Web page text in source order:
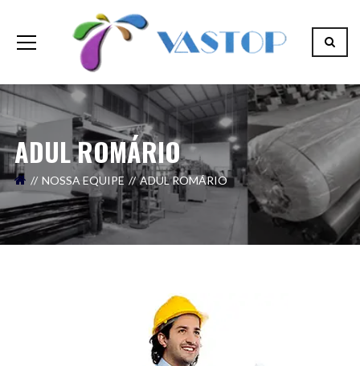
Seu nome (obrigatório)
ADUL ROMÁRIO
NOSSA EQUIPE ADUL ROMÁRIO